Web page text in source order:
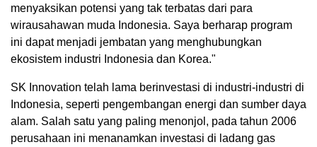
menyaksikan potensi yang tak terbatas dari para
wirausahawan muda Indonesia. Saya berharap program
ini dapat menjadi jembatan yang menghubungkan
ekosistem industri Indonesia dan Korea."
SK Innovation telah lama berinvestasi di industri-industri di
Indonesia, seperti pengembangan energi dan sumber daya
alam. Salah satu yang paling menonjol, pada tahun 2006
perusahaan ini menanamkan investasi di ladang gas